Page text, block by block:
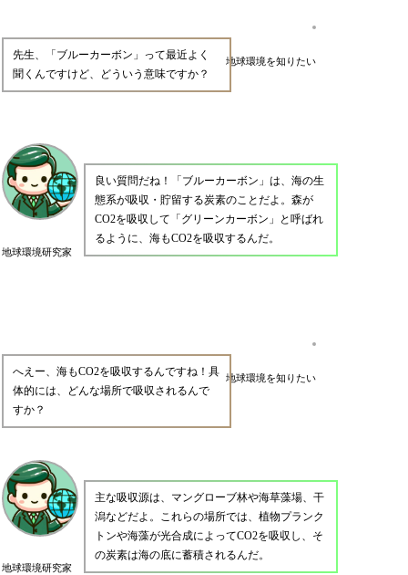
地球環境を知りたい
先生、「ブルーカーボン」って最近よく
聞くんですけど、どういう意味ですか？
地球環境研究家
良い質問だね！「ブルーカーボン」は、海の生
態系が吸収・貯留する炭素のことだよ。森が
CO2を吸収して「グリーンカーボン」と呼ばれ
るように、海もCO2を吸収するんだ。
地球環境を知りたい
へえー、海もCO2を吸収するんですね！具
体的には、どんな場所で吸収されるんで
すか？
地球環境研究家
主な吸収源は、マングローブ林や海草藻場、干
潟などだよ。これらの場所では、植物プランク
トンや海藻が光合成によってCO2を吸収し、そ
の炭素は海の底に蓄積されるんだ。